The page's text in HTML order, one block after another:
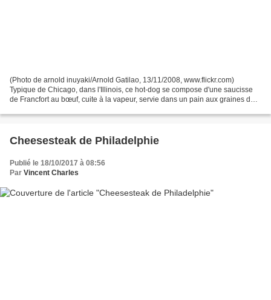
(Photo de arnold inuyaki/Arnold Gatilao, 13/11/2008, www.flickr.com)
Typique de Chicago, dans l'Illinois, ce hot-dog se compose d'une saucisse
de Francfort au bœuf, cuite à la vapeur, servie dans un pain aux graines de
Cheesesteak de Philadelphie
Publié le 18/10/2017 à 08:56
Par Vincent Charles